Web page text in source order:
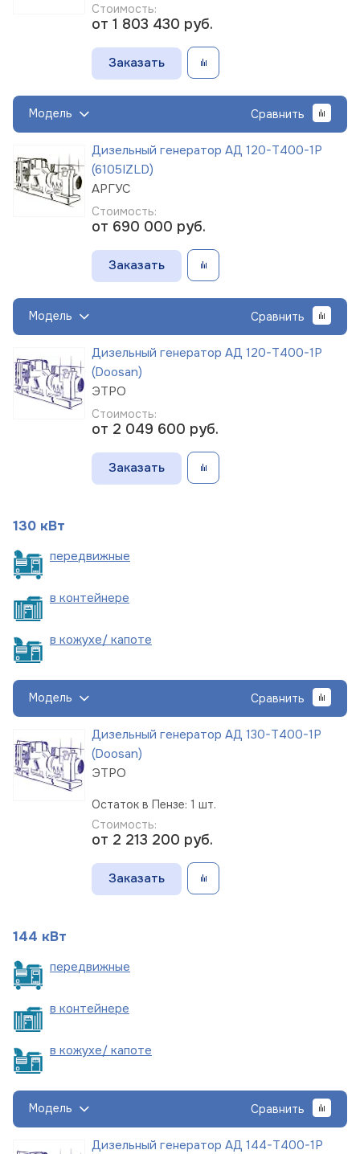
Стоимость:
от 1 803 430 руб.
Заказать
Модель Сравнить
Дизельный генератор АД 120-Т400-1Р
(6105IZLD)
АРГУС
Стоимость:
от 690 000 руб.
Заказать
Модель Сравнить
Дизельный генератор АД 120-Т400-1Р
(Doosan)
ЭТРО
Стоимость:
от 2 049 600 руб.
Заказать
130 кВт
передвижные
в контейнере
в кожухе/ капоте
Модель Сравнить
Дизельный генератор АД 130-Т400-1Р
(Doosan)
ЭТРО
Остаток в Пензе: 1 шт.
Стоимость:
от 2 213 200 руб.
Заказать
144 кВт
передвижные
в контейнере
в кожухе/ капоте
Модель Сравнить
Дизельный генератор АД 144-Т400-1Р